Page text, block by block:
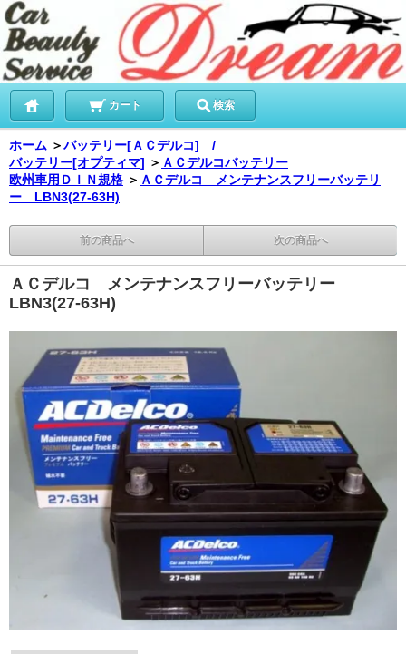
カート 検索
ホーム ＞バッテリー[ＡＣデルコ] /
バッテリー[オプティマ] ＞ ＡＣデルコバッテリー
欧州車用ＤＩＮ規格 ＞ ＡＣデルコ メンテナンスフリーバッテリ
ー LBN3(27-63H)
前の商品へ 次の商品へ
ＡＣデルコ メンテナンスフリーバッテリー
LBN3(27-63H)